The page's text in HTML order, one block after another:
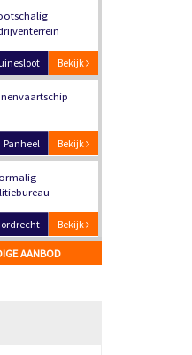
Bekijk
Panheel
Bekijk
Dordrecht
Bekijk
AANBOD